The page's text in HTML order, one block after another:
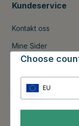
Kundeservice
Kontakt oss
Mine Sider
Choose
EU